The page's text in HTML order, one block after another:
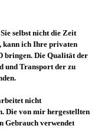
selbst nicht die Zeit
kann ich Ihre privaten
bringen. Die Qualität der
und Transport der zu
nicht
Die von mir hergestellten
Gebrauch verwendet